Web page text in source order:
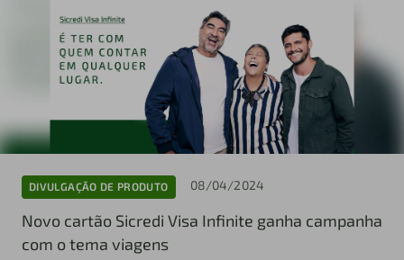
DIVULGAÇÃO DE PRODUTO 08/04/2024
Novo cartão Sicredi Visa Infinite ganha campanha
com o tema viagens